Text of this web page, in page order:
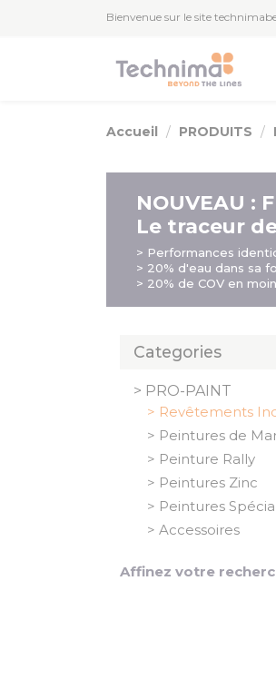
Bienvenue sur le site
Accueil PRODUITS
> 20% de COV en
> 20% d'eau dans sa
> Performances
Le traceur
NOUVEAU :
Categories
PRO-PAINT
Revêtements
Peintures de
Peinture Rally
Peintures Zinc
Peintures
Accessoires
Affinez votre